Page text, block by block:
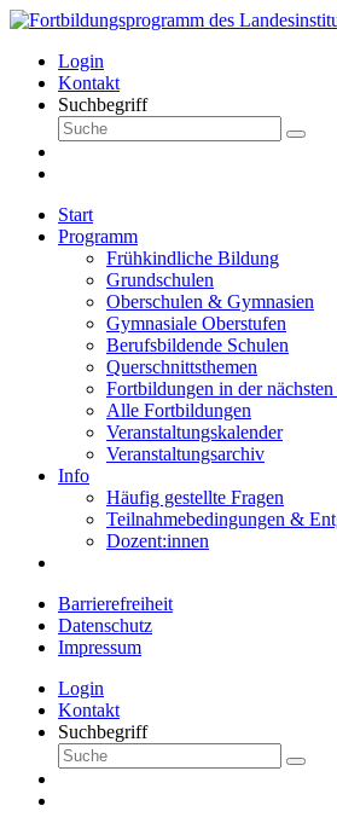
Login
Kontakt
Suchbegriff
Start
Programm
Frühkindliche Bildung
Grundschulen
Oberschulen & Gymnasien
Gymnasiale Oberstufen
Berufsbildende Schulen
Querschnittsthemen
Fortbildungen in der
Alle Fortbildungen
Veranstaltungskalender
Veranstaltungsarchiv
Info
Häufig gestellte Fragen
Teilnahmebedingungen &
Dozent:innen
Barrierefreiheit
Datenschutz
Impressum
Login
Kontakt
Suchbegriff